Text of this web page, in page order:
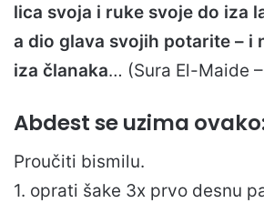
lica svoja i ruke svoje do iza
a dio glava svojih potarite – i
iza članaka… (Sura El-Maide
Abdest se uzima
Proučiti bismilu.
1. oprati šake 3x prvo desnu